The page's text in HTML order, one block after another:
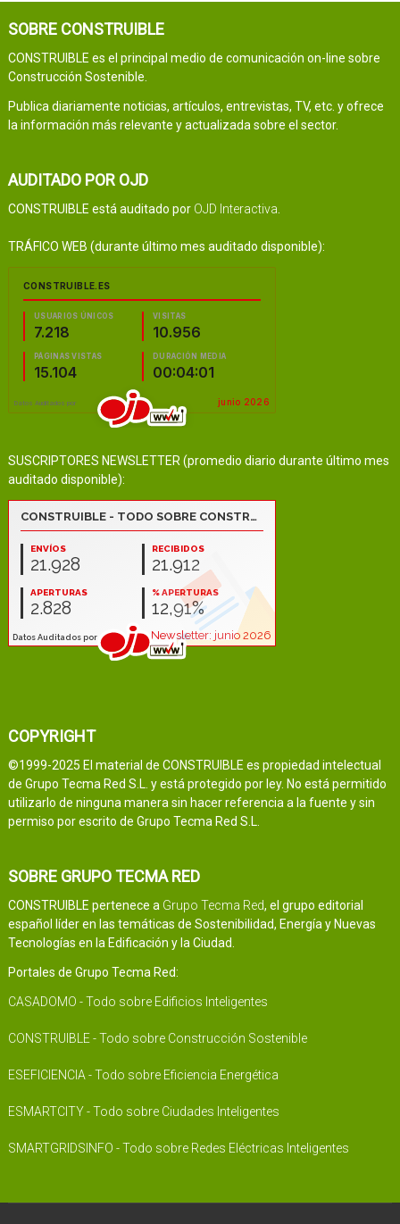
SOBRE CONSTRUIBLE
CONSTRUIBLE es el principal medio de comunicación on-line sobre
Construcción Sostenible.
Publica diariamente noticias, artículos, entrevistas, TV, etc. y ofrece
la información más relevante y actualizada sobre el sector.
AUDITADO POR OJD
CONSTRUIBLE está auditado por OJD Interactiva
TRÁFICO WEB (durante último mes auditado disponible):
SUSCRIPTORES NEWSLETTER (promedio diario durante último mes
auditado disponible):
COPYRIGHT
©1999-2025 El material de CONSTRUIBLE es propiedad intelectual
de Grupo Tecma Red S.L. y está protegido por ley. No está permitido
utilizarlo de ninguna manera sin hacer referencia a la fuente y sin
permiso por escrito de Grupo Tecma Red S.L.
SOBRE GRUPO TECMA RED
CONSTRUIBLE pertenece a Grupo Tecma Red, el grupo editorial
español líder en las temáticas de Sostenibilidad, Energía y Nuevas
Tecnologías en la Edificación y la Ciudad.
Portales de Grupo Tecma Red:
CASADOMO - Todo sobre Edificios Inteligentes
CONSTRUIBLE - Todo sobre Construcción Sostenible
ESEFICIENCIA - Todo sobre Eficiencia Energética
ESMARTCITY - Todo sobre Ciudades Inteligentes
SMARTGRIDSINFO - Todo sobre Redes Eléctricas Inteligentes